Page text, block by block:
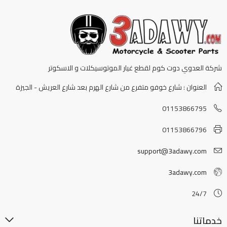
شركة العدوي دوت كوم لقطع غيار الموتوسيكلات و الاسكوتر
العنوان : شارع خوفو متفرع من شارع الهرم بعد شارع العريش - الجيزة
01153866795
01153866796
support@3adawy.com
3adawy.com
24/7
خدماتنا